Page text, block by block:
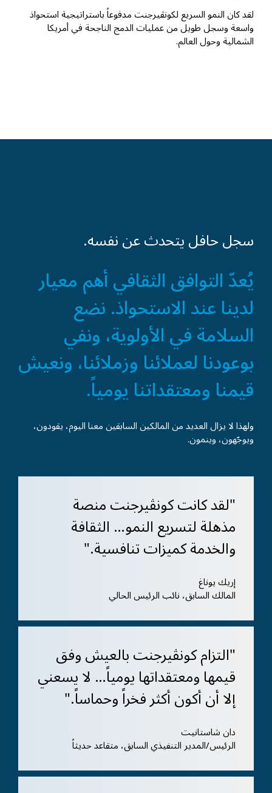
لقد كان النمو السريع لكونڤيرجنت مدفوعاً باستراتيجية استحواذ
واسعة وسجل طويل من عمليات الدمج الناجحة في أمريكا
الشمالية وحول العالم.
سجل حافل يتحدث عن نفسه.
يُعدّ التوافق الثقافي أهم معيار
لدينا عند الاستحواذ. نضع
السلامة في الأولوية، ونفي
بوعودنا لعملائنا وزملائنا، ونعيش
قيمنا ومعتقداتنا يومياً.
ولهذا لا يزال العديد من المالكين السابقين معنا اليوم، يقودون،
ويوجّهون، وينمون.
"لقد كانت كونڤيرجنت منصة
مذهلة لتسريع النمو… الثقافة
والخدمة كميزات تنافسية."
إريك يوناغ
المالك السابق، نائب الرئيس الحالي
"التزام كونڤيرجنت بالعيش وفق
قيمها ومعتقداتها يومياً… لا يسعني
إلا أن أكون أكثر فخراً وحماساً."
دان شاستانيت
الرئيس/المدير التنفيذي السابق، متقاعد حديثاً